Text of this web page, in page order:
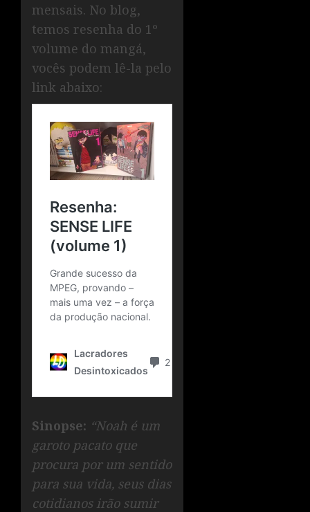
mensais. No blog,
temos resenha do 1º
volume do mangá,
vocês podem lê-la pelo
link abaixo:
Sinopse: “Noah é um
garoto pacato que
procura por um sentido
para sua vida, seus dias
cotidianos irão sumir